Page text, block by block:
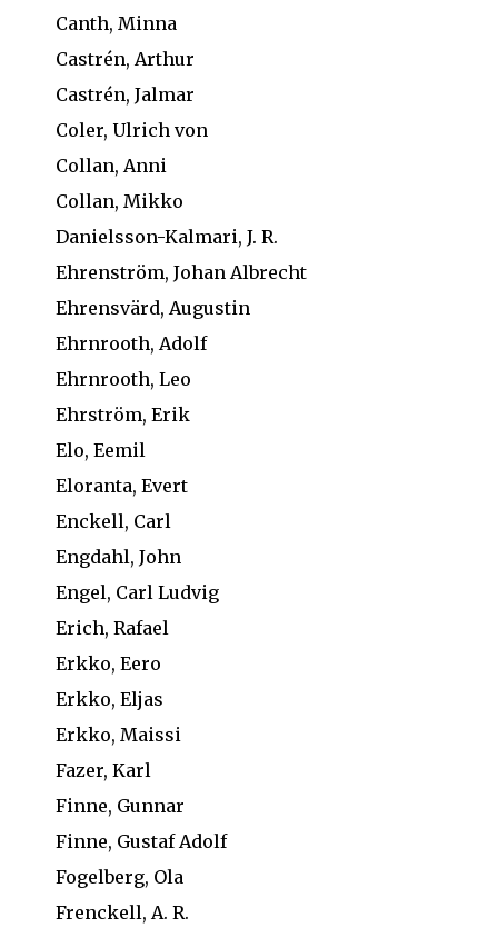
Canth, Minna
Castrén, Arthur
Castrén, Jalmar
Coler, Ulrich von
Collan, Anni
Collan, Mikko
Danielsson-Kalmari, J. R.
Ehrenström, Johan Albrecht
Ehrensvärd, Augustin
Ehrnrooth, Adolf
Ehrnrooth, Leo
Ehrström, Erik
Elo, Eemil
Eloranta, Evert
Enckell, Carl
Engdahl, John
Engel, Carl Ludvig
Erich, Rafael
Erkko, Eero
Erkko, Eljas
Erkko, Maissi
Fazer, Karl
Finne, Gunnar
Finne, Gustaf Adolf
Fogelberg, Ola
Frenckell, A. R.